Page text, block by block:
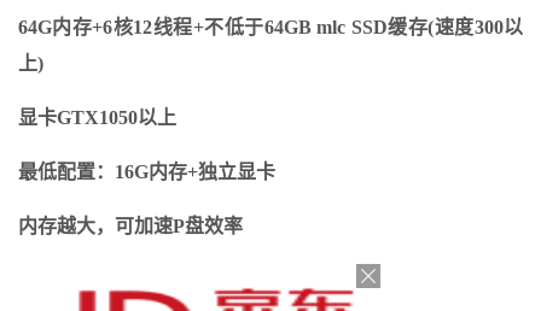
64G内存+6核12线程+不低于64GB mlc SSD缓存(速度300以
上)
显卡GTX1050以上
最低配置：16G内存+独立显卡
内存越大，可加速P盘效率